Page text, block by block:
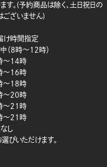
ます。(予約商品は除く、土日祝日の
ございません)
け時間指定
中（8時～12時）
～14時
～16時
～18時
～20時
～21時
～21時
なし
びいただけます。